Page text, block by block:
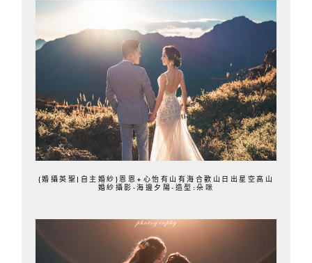
{婚攝英聖|自主婚紗}恩恩+心怡有山有海合歡山日出星空高山
婚紗攝影-海邊夕陽-造型:朵咪